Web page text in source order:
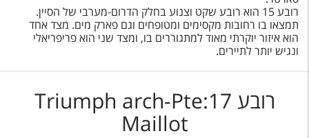
רובע 15 הוא רובע שקט וצנוע בחלק הדרום-מערבי של הסיין.
תמצאו בו רחובות מקסימים ומטופחים וגם פארק מים. מצד אחד
הוא איזור יוקרתי מאוד למתגוררים בו, ומצד שני הוא פריפריאלי
ונגיש יותר לתיירים.
רובע 17:Triumph arch-Pte
Maillot